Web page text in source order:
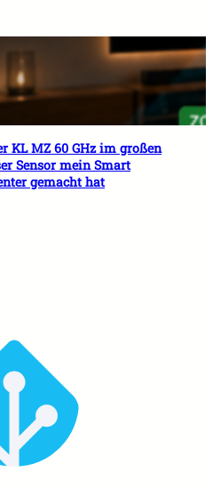
KL MZ 60 GHz im großen
Sensor mein Smart
gemacht hat